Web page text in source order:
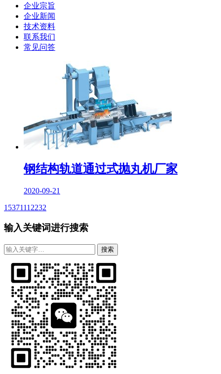
企业宗旨
企业新闻
技术资料
联系我们
常见问答
钢结构轨道通过式抛丸机厂家
2020-09-21
15371112232
输入关键词进行搜索